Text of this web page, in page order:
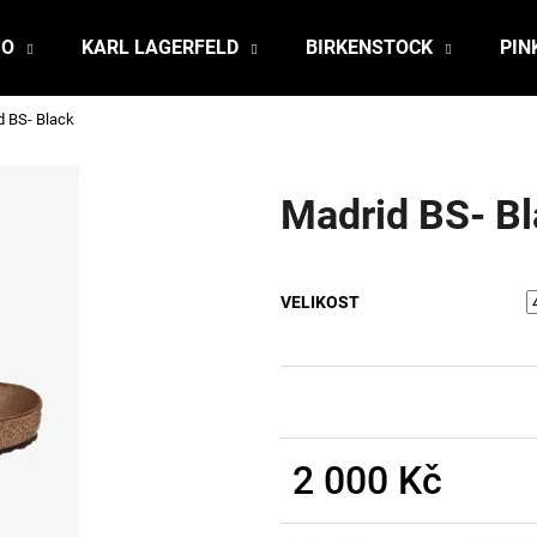
KARL LAGERFELD BIRKENSTOCK
BS- Black
Madrid BS-
VELIKOST
2 000 Kč
Co potřebujete najít?
HLEDAT